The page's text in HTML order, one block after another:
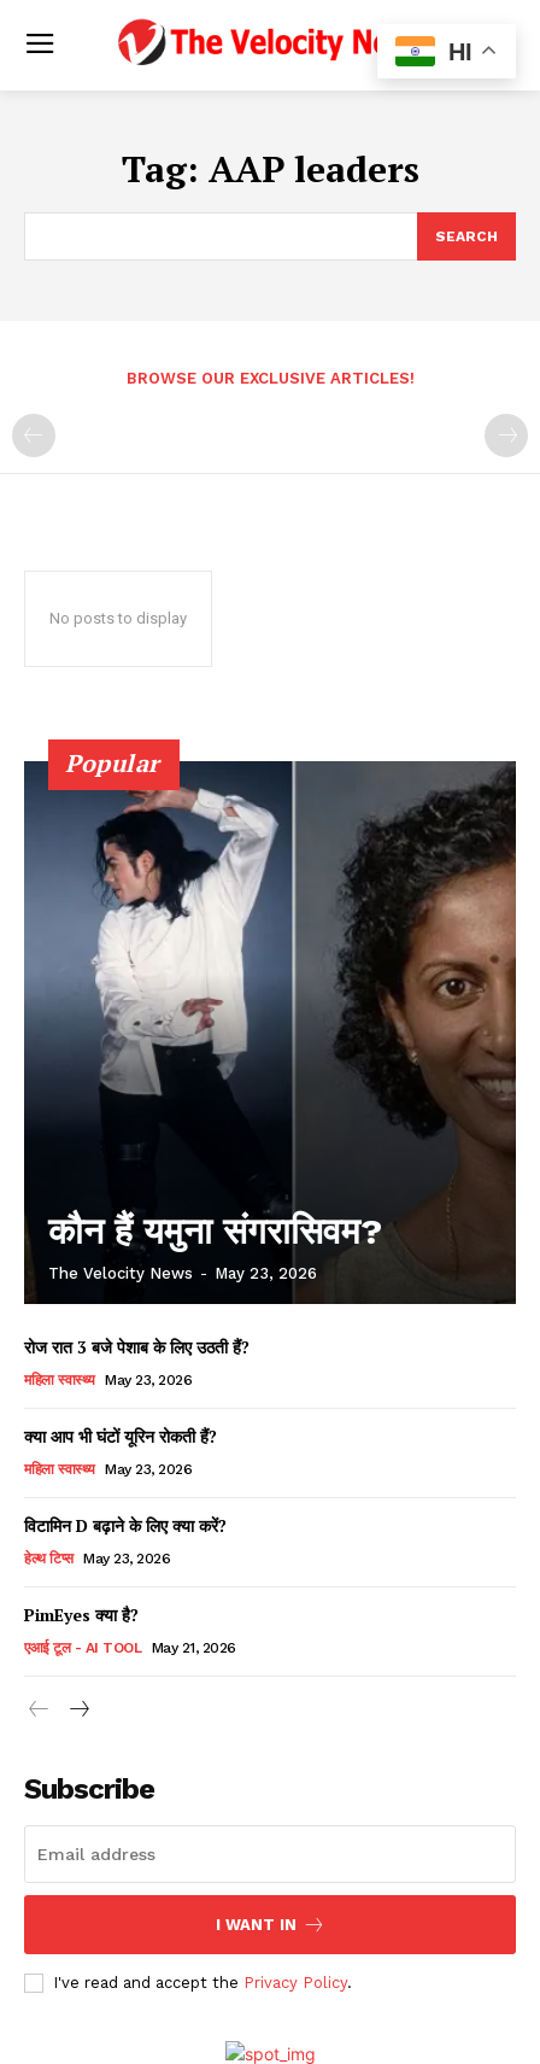
Tag: AAP leaders
SEARCH
BROWSE OUR EXCLUSIVE ARTICLES!
No posts to display
Popular
कौन हैं यमुना संगरासिवम?
The Velocity News - May 23, 2026
रोज रात 3 बजे पेशाब के लिए उठती हैं?
महिला स्वास्थ्य May 23, 2026
क्या आप भी घंटों यूरिन रोकती हैं?
महिला स्वास्थ्य May 23, 2026
विटामिन D बढ़ाने के लिए क्या करें?
हेल्थ टिप्स May 23, 2026
PimEyes क्या है?
एआई टूल - AI TOOL May 21, 2026
Subscribe
I WANT IN
I've read and accept the Privacy Policy.
HI